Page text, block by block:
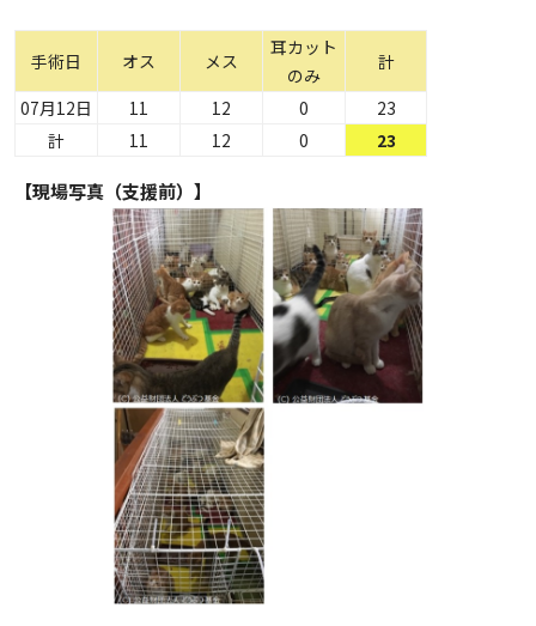
手術日 オス メス
耳カット
のみ
計
07月12日
11 12 0
23
計
11 12 0 23
【現場写真（支援前）】